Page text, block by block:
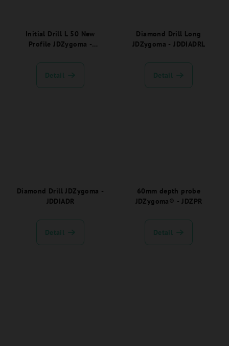
Initial Drill L 50 New
Profile JDZygoma -
Detail
Diamond Drill Long
JDZygoma - JDDIADRL
Detail
Diamond Drill JDZygoma -
JDDIADR
Detail
60mm depth probe
JDZygoma® - JDZPR
Detail